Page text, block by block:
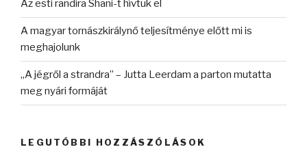
Az esti randira Shani-t hívtuk el
A magyar tornászkirálynő teljesítménye előtt mi is
meghajolunk
„A jégről a strandra” – Jutta Leerdam a parton mutatta
meg nyári formáját
LEGUTÓBBI HOZZÁSZÓLÁSOK